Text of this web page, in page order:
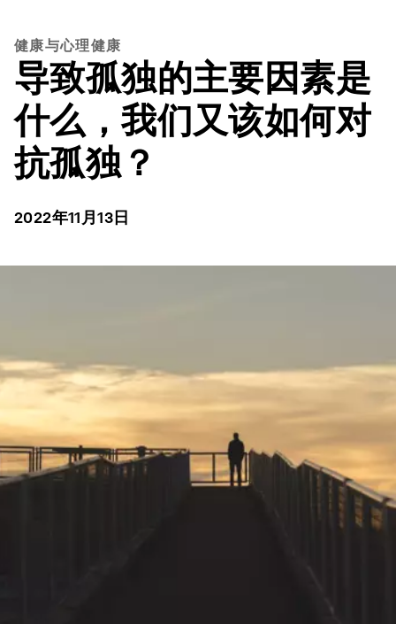
健康与心理健康
导致孤独的主要因素是
什么，我们又该如何对
抗孤独？
2022年11月13日